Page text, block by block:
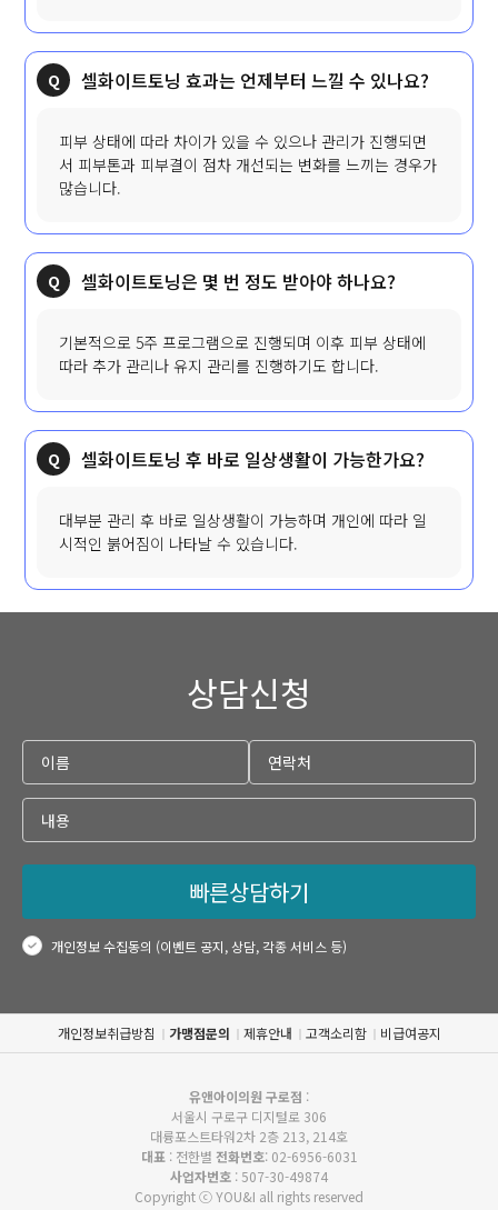
셀화이트토닝 효과는 언제부터 느낄 수 있나요?
피부 상태에 따라 차이가 있을 수 있으나 관리가 진행되면
서 피부톤과 피부결이 점차 개선되는 변화를 느끼는 경우가
많습니다.
셀화이트토닝은 몇 번 정도 받아야 하나요?
기본적으로 5주 프로그램으로 진행되며 이후 피부 상태에
따라 추가 관리나 유지 관리를 진행하기도 합니다.
셀화이트토닝 후 바로 일상생활이 가능한가요?
대부분 관리 후 바로 일상생활이 가능하며 개인에 따라 일
시적인 붉어짐이 나타날 수 있습니다.
상담신청
빠른상담하기
개인정보 수집동의 (이벤트 공지, 상담, 각종 서비스 등)
개인정보취급방침 가맹점문의 제휴안내 고객소리함 비급여공지
유앤아이의원 구로점 :
서울시 구로구 디지털로 306
대륭포스트타워2차 2층 213, 214호
대표: 전한별 전화번호: 02-6956-6031
사업자번호 : 507-30-49874
Copyright ⓒ YOU&I all rights reserved